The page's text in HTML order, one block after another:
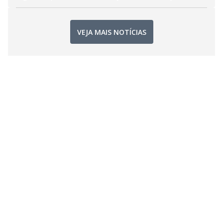
VEJA MAIS NOTÍCIAS